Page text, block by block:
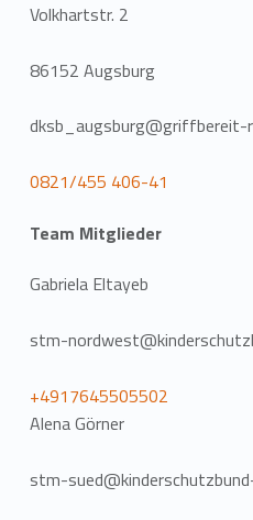
Volkhartstr. 2
86152 Augsburg
dksb_augsburg@griffbereit-
0821/455 406-41
Team Mitglieder
Gabriela Eltayeb
stm-
+4917645505502
Alena Görner
stm-